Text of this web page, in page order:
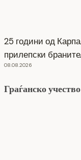
25 години од
прилепски
08.08.2026
Граѓанско учество